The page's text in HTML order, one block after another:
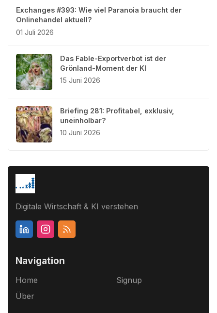
Exchanges #393: Wie viel Paranoia braucht der
Onlinehandel aktuell?
01 Juli 2026
Das Fable-Exportverbot ist der
Grönland-Moment der KI
15 Juni 2026
Briefing 281: Profitabel, exklusiv,
uneinholbar?
10 Juni 2026
Digitale Wirtschaft & KI verstehen
Navigation
Home
Über
Signup